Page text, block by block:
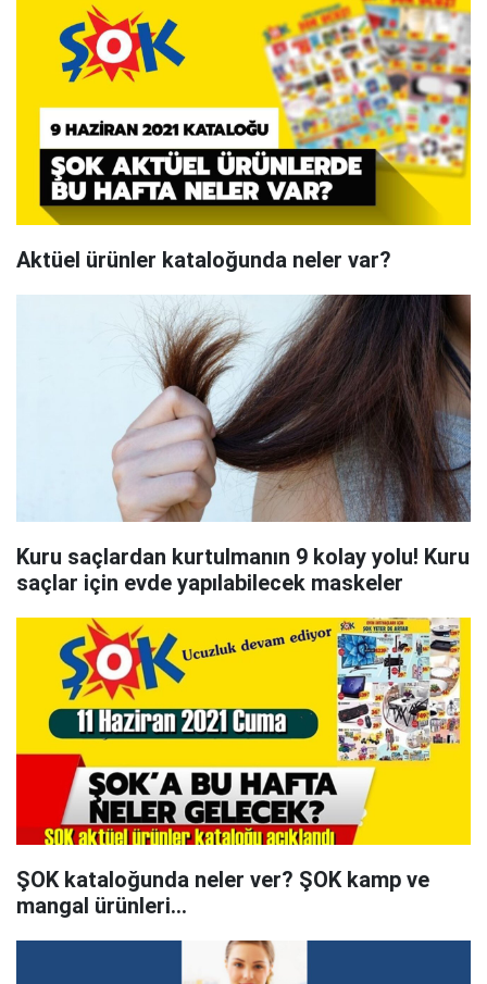
Aktüel ürünler kataloğunda neler var?
Kuru saçlardan kurtulmanın 9 kolay yolu! Kuru
saçlar için evde yapılabilecek maskeler
ŞOK kataloğunda neler ver? ŞOK kamp ve
mangal ürünleri...